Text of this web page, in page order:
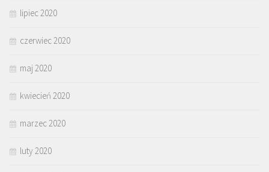
lipiec 2020
czerwiec 2020
maj 2020
kwiecień 2020
marzec 2020
luty 2020